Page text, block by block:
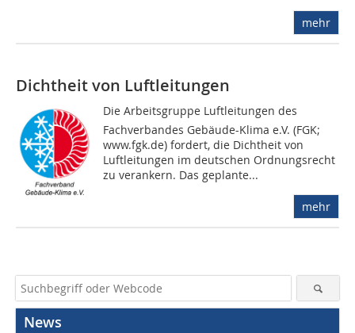
mehr
Dichtheit von Luftleitungen
Die Arbeitsgruppe Luftleitungen des
Fachverbandes Gebäude-Klima e.V. (FGK;
www.fgk.de) fordert, die Dichtheit von
Luftleitungen im deutschen Ordnungsrecht
zu verankern. Das geplante...
mehr
News